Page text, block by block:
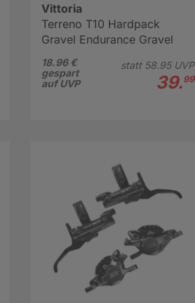
Vittoria
Terreno T10 Hardpack
Gravel Endurance Gravel
18.96 €
gespart
auf UVP
statt 58.95UVP
39.99